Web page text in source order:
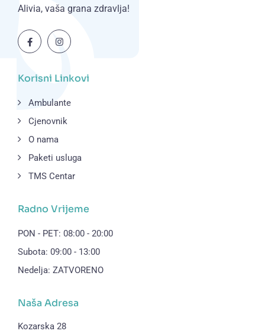
Alivia, vaša grana zdravlja!
Korisni Linkovi
Ambulante
Cjenovnik
O nama
Paketi usluga
TMS Centar
Radno Vrijeme
PON - PET: 08:00 - 20:00
Subota: 09:00 - 13:00
Nedelja: ZATVORENO
Naša Adresa
Kozarska 28